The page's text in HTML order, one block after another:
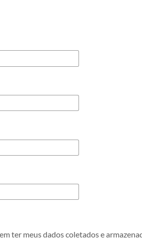
ter meus dados coletados e